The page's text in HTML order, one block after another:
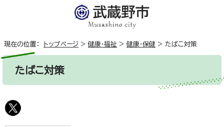
現在の位置： トップページ > 健康・福祉 > 健康・保健 > たばこ対策
たばこ対策